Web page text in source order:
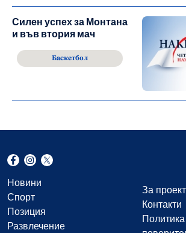
Силен успех за Монтана
и във втория мач
Баскетбол
Новини
Спорт
Позиция
Развлечение
За
Контакти